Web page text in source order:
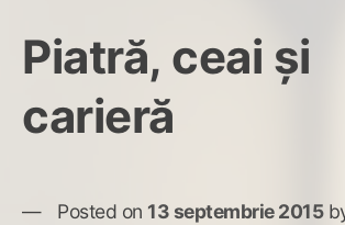
Piatră, ceai și
carieră
Posted on 13 septembrie 2015